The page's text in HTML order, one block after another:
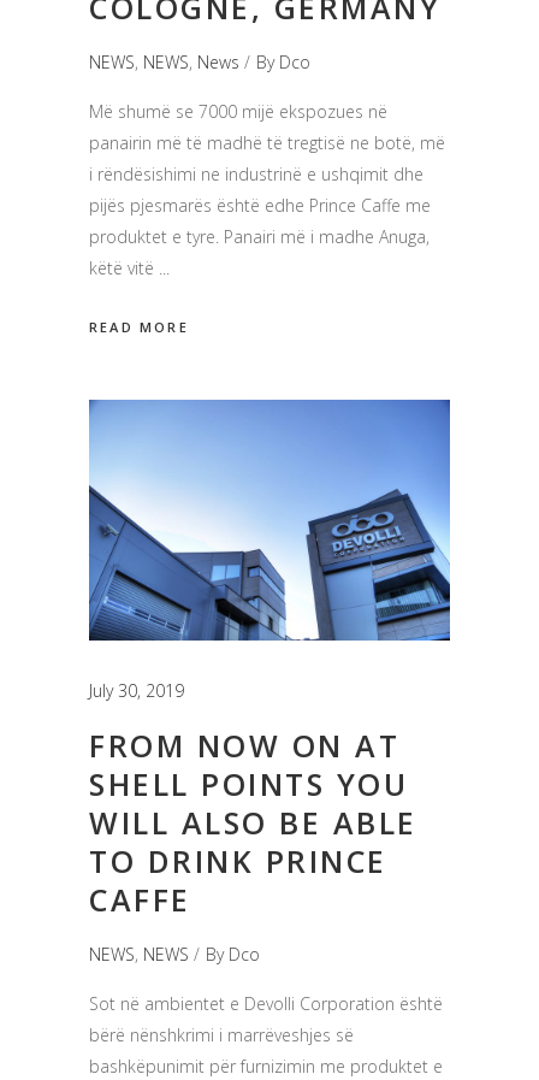
NEWS, NEWS, News By Dco
Më shumë se 7000 mijë ekspozues në
panairin më të madhë të tregtisë ne botë, më
i rëndësishimi ne industrinë e ushqimit dhe
pijës pjesmarës është edhe Prince Caffe me
produktet e tyre. Panairi më i madhe Anuga,
këtë vitë
READ MORE
July 30, 2019
FROM NOW ON AT
SHELL POINTS YOU
WILL ALSO BE ABLE
TO DRINK PRINCE
CAFFE
NEWS, NEWS By Dco
Sot në ambientet e Devolli Corporation është
bërë nënshkrimi i marrëveshjes së
bashkëpunimit për furnizimin me produktet e